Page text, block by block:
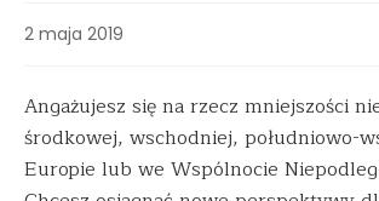
2 maja 2019
Angażujesz się na rzecz mniejszości
środkowej, wschodniej, południowo-
Europie lub we Wspólnocie